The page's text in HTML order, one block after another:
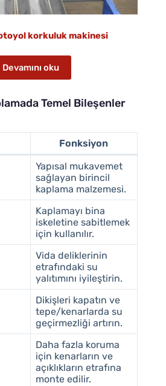
korkuluk makinesi
Devamını oku
Temel Bileşenler
Fonksiyon
Yapısal mukavemet
sağlayan birincil
kaplama malzemesi.
Kaplamayı bina
iskeletine sabitlemek
için kullanılır.
Vida deliklerinin
etrafındaki su
yalıtımını iyileştirin.
Dikişleri kapatın ve
tepe/kenarlarda su
geçirmezliği artırın.
Daha fazla koruma
için kenarların ve
açıklıkların etrafına
monte edilir.